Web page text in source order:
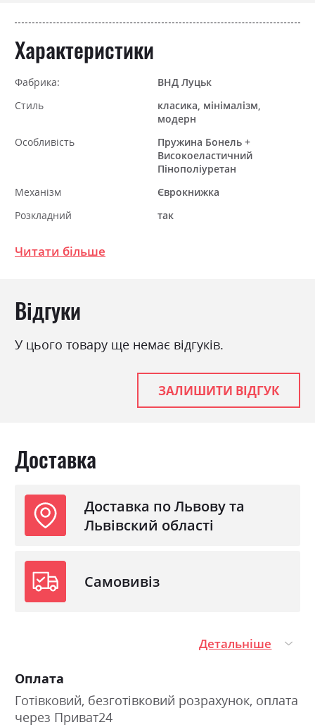
Характеристики
Фабрика:
ВНД Луцьк
Стиль
класика, мінімалізм,
модерн
Особливість
Пружина Бонель +
Високоеластичний
Пінополіуретан
Механізм
Єврокнижка
Розкладний
так
Спальне місце
Читати більше
Відгуки
У цього товару ще немає відгуків.
ЗАЛИШИТИ ВІДГУК
Доставка
Доставка по Львову та
Львівский області
Самовивіз
Детальніше
Оплата
Готівковий, безготівковий розрахунок, оплата
через Приват24